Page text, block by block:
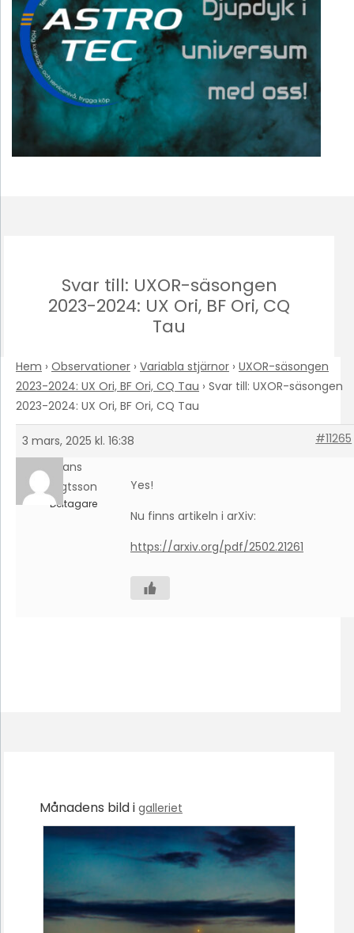
Svar till: UXOR-säsongen
2023-2024: UX Ori, BF Ori, CQ
Tau
Hem › Observationer › Variabla stjärnor › UXOR-säsongen
2023-2024: UX Ori, BF Ori, CQ Tau › Svar till: UXOR-säsongen
2023-2024: UX Ori, BF Ori, CQ Tau
3 mars, 2025 kl. 16:38
#11265
Hans
Bengtsson
Deltagare
Yes!
Nu finns artikeln i arXiv:
https://arxiv.org/pdf/2502.21261
Månadens bild i galleriet